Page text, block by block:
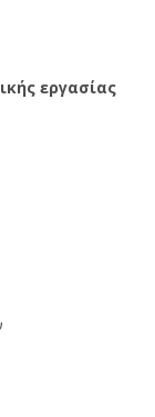
εργασίας